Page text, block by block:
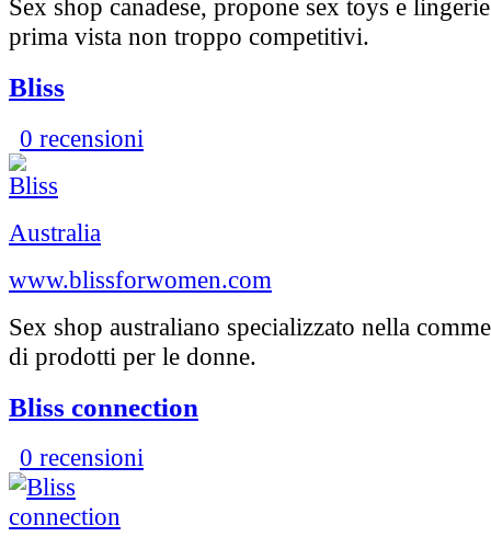
Sex shop canadese, propone sex toys e
prima vista non troppo competitivi.
Bliss
0 recensioni
Australia
www.blissforwomen.com
Sex shop australiano specializzato nella
di prodotti per le donne.
Bliss connection
0 recensioni